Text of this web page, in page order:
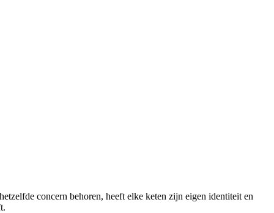
concern behoren, heeft elke keten zijn eigen identiteit en